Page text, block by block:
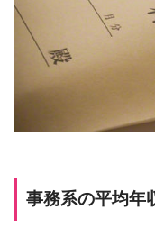
事務系の平均年